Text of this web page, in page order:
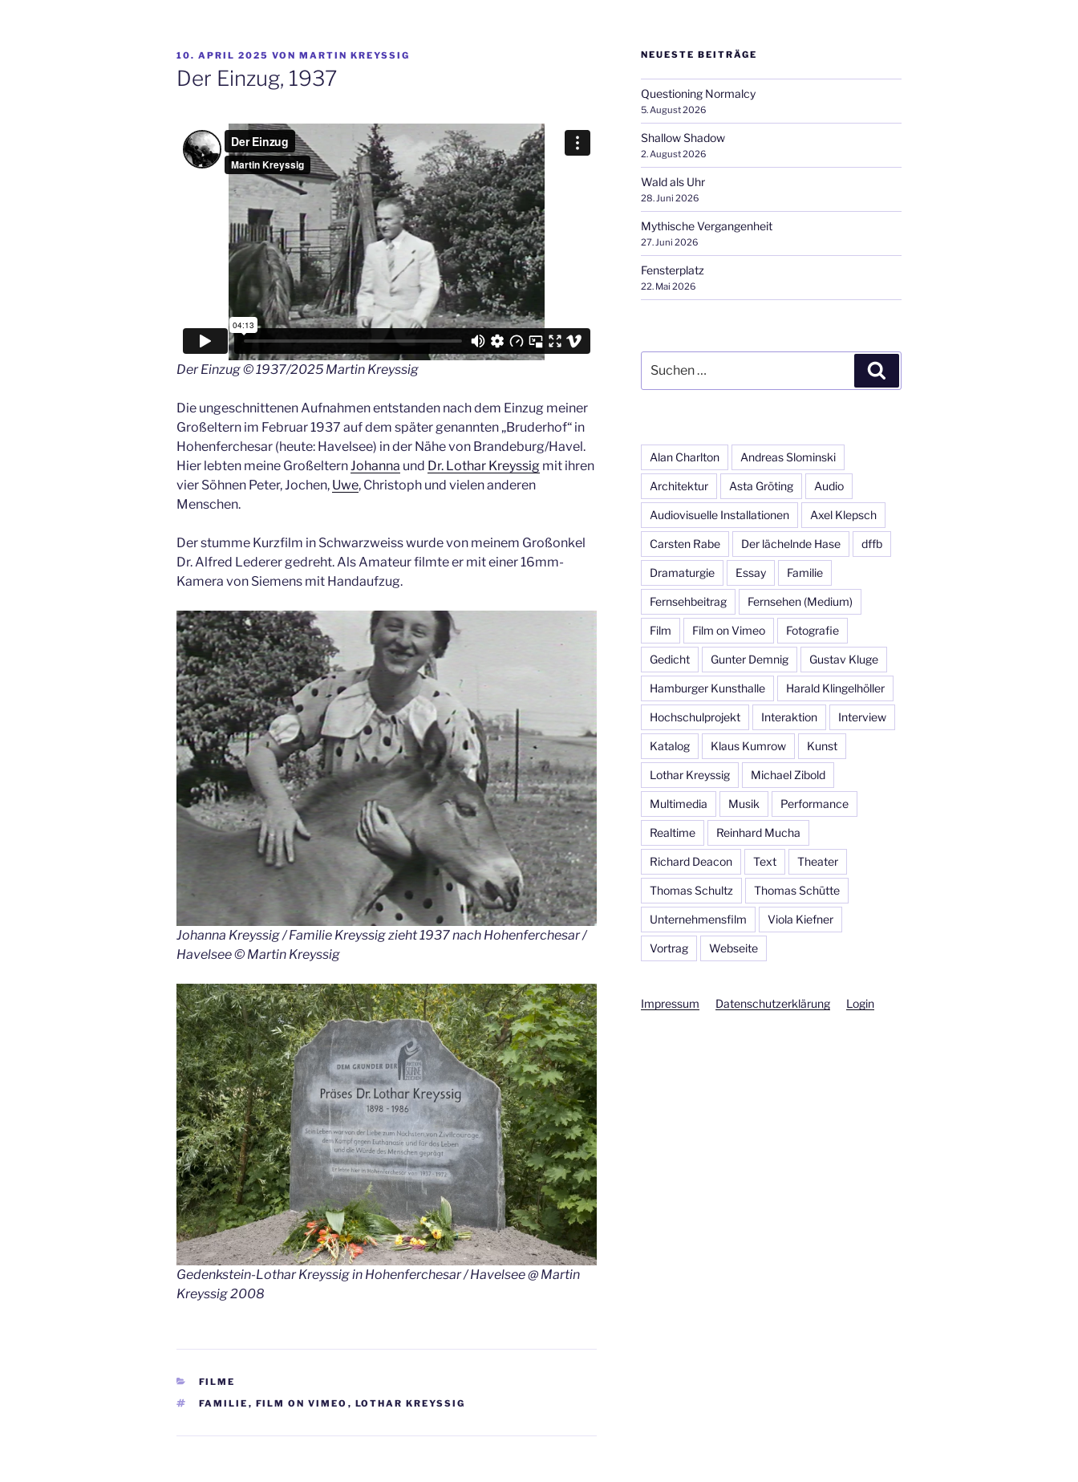
VERÖFFENTLICHT
AM
10. APRIL 2025 VON MARTIN KREYSSIG
Der Einzug, 1937
Der Einzug © 1937/2025 Martin Kreyssig
Die ungeschnittenen Aufnahmen entstanden nach dem Einzug meiner
Großeltern im Februar 1937 auf dem später genannten „Bruderhof“ in
Hohenferchesar (heute: Havelsee) in der Nähe von Brandeburg/Havel.
Hier lebten meine GroßelternJohanna und Dr. Lothar Kreyssig mit ihren
vier Söhnen Peter, Jochen, Uwe, Christoph und vielen anderen
Menschen.
Der stumme Kurzfilm in Schwarzweiss wurde von meinem Großonkel
Dr. Alfred Lederer gedreht. Als Amateur filmte er mit einer 16mm-
Kamera von Siemens mit Handaufzug.
Johanna Kreyssig / Familie Kreyssig zieht 1937 nach Hohenferchesar /
Havelsee © Martin Kreyssig
Gedenkstein-Lothar Kreyssig in Hohenferchesar / Havelsee @ Martin
Kreyssig 2008
KATEGORIEN
FILME
SCHLAGWÖRTER
FAMILIE , FILM ON VIMEO , LOTHAR KREYSSIG
NEUESTE BEITRÄGE
Questioning Normalcy
5. August 2026
Shallow Shadow
2. August 2026
Wald als Uhr
28. Juni 2026
Mythische Vergangenheit
27. Juni 2026
Fensterplatz
22. Mai 2026
nach:
Alan Charlton Andreas Slominski
Architektur Asta Gröting Audio
Audiovisuelle Installationen Axel Klepsch
Carsten Rabe Der lächelnde Hase dffb
Dramaturgie Essay Familie
Fernsehbeitrag Fernsehen (Medium)
Film Film on Vimeo Fotografie
Gedicht Gunter Demnig Gustav Kluge
Hamburger Kunsthalle Harald Klingelhöller
Hochschulprojekt Interaktion Interview
Katalog Klaus Kumrow Kunst
Lothar Kreyssig Michael Zibold
Multimedia Musik Performance
Realtime Reinhard Mucha
Richard Deacon Text Theater
Thomas Schultz Thomas Schütte
Unternehmensfilm Viola Kiefner
Vortrag Webseite
Impressum Datenschutzerklärung Login